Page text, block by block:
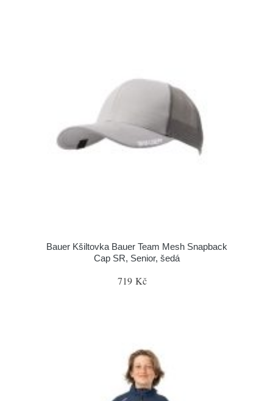
Bauer Kšiltovka Bauer Team Mesh Snapback
Cap SR, Senior, šedá
719 Kč